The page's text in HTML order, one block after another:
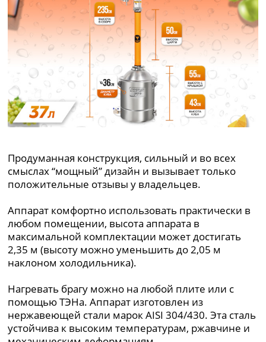
Продуманная конструкция, сильный и во всех
смыслах “мощный” дизайн и вызывает только
положительные отзывы у владельцев.
Аппарат комфортно использовать практически в
любом помещении, высота аппарата в
максимальной комплектации может достигать
2,35 м (высоту можно уменьшить до 2,05 м
наклоном холодильника).
Нагревать брагу можно на любой плите или с
помощью ТЭНа. Аппарат изготовлен из
нержавеющей стали марок AISI 304/430. Эта сталь
устойчива к высоким температурам, ржавчине и